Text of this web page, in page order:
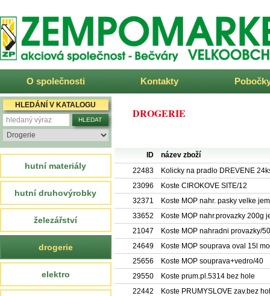
ZEMPOMARKET
O společnosti Kontakty
DROGERIE
ID
název zboží
22483
Kolicky na pradlo DREVENE
23096
Koste CIROKOVE SITE/12
32371
Koste MOP nahr. pasky velke
33652
Koste MOP nahr.provazky 200g
21047
Koste MOP nahradni provazky/50
24649
Koste MOP souprava oval 15l
25656
Koste MOP souprava+vedro/40
29550
Koste prum.pl.5314 bez hole
22442
Koste PRUMYSLOVE zav.bez
HLEDÁNÍ V KATALOGU
hutní materiály
hutní druhovýrobky
železářství
drogerie
elektro